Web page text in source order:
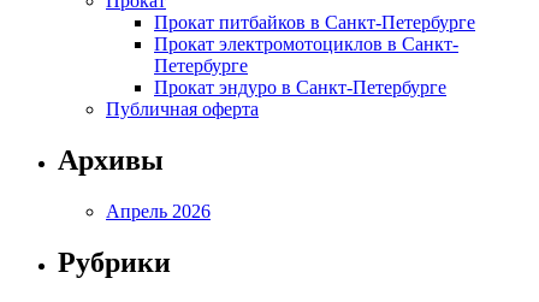
Прокат питбайков в Санкт-Петербурге
Прокат электромотоциклов в Санкт-
Петербурге
Прокат эндуро в Санкт-Петербурге
Публичная оферта
Архивы
Апрель 2026
Рубрики